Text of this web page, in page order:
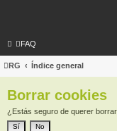
FAQ
RG Índice general
Borrar cookies
¿Estás seguro de querer